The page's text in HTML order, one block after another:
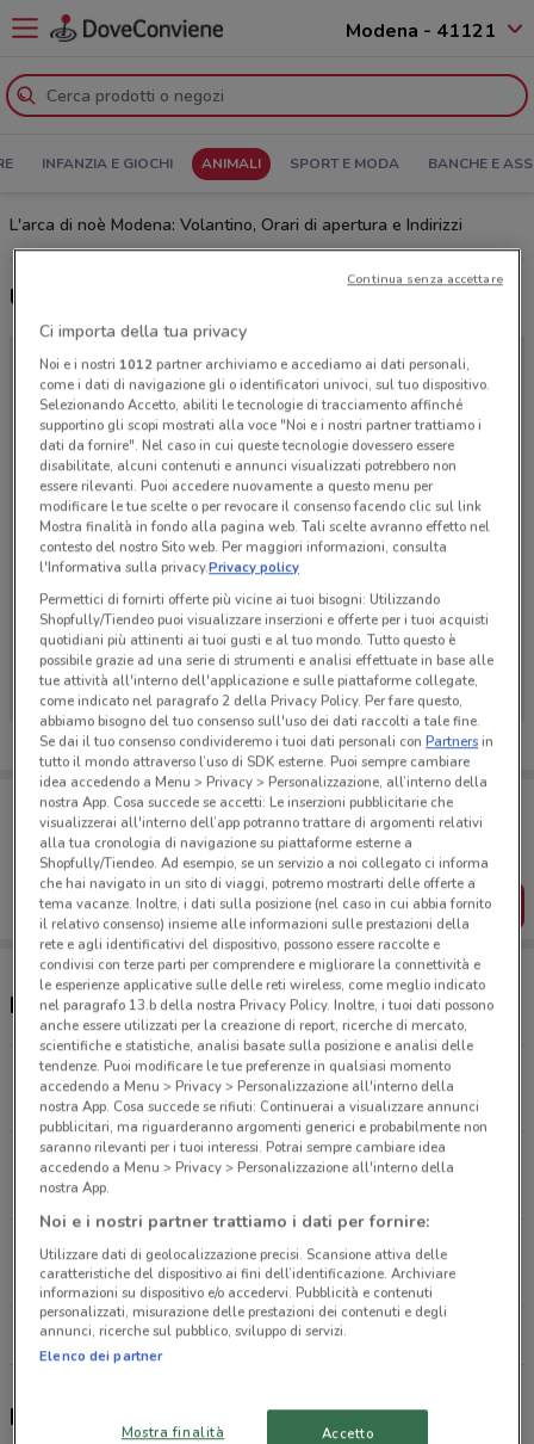
Modena - 41121
INFANZIA E GIOCHI ANIMALI SPORT E MODA BANCHE E
L'arca di noè Modena: Volantino, Orari di apertura e Indirizzi
Ultime offerte del volantino L'arca di noè
Ci dispiace, al momento non abbiamo pubblicato
volantini nella tua zona. Riprova più tardi.
Porta DoveConviene sempre con te!
Puoi trovare le migliori offerte dei negozi vicino a te,
salvarle e creare la tua lista del risparmio, comodamente
dal tuo cellulare.
SCARICA L’APP
Negozi L'arca di noè a Modena
Via dei Carrettieri, 4/6 Castelfranco Emilia
12.7 km
Via Magellano, 8 San Giovanni In Persiceto
21.4 km
Via Sicilia, 8 San Giovanni In Persiceto
24.6 km
Tutti i negozi L'arca di noè
L'arca di noè, offerte e negozi
Ci importa della tua privacy
Noi e i nostri 1012partner archiviamo e accediamo ai dati personali,
come i dati di navigazione gli o identificatori univoci, sul tuo dispositivo.
Selezionando Accetto, abiliti le tecnologie di tracciamento affinché
supportino gli scopi mostrati alla voce "Noi e i nostri partner trattiamo i
dati da fornire". Nel caso in cui queste tecnologie dovessero essere
disabilitate, alcuni contenuti e annunci visualizzati potrebbero non
essere rilevanti. Puoi accedere nuovamente a questo menu per
modificare le tue scelte o per revocare il consenso facendo clic sul link
Mostra finalità in fondo alla pagina web. Tali scelte avranno effetto nel
contesto del nostro Sito web. Per maggiori informazioni, consulta
l'Informativa sulla privacy.Privacy policy
Permettici di fornirti offerte più vicine ai tuoi bisogni: Utilizzando
Shopfully/Tiendeo puoi visualizzare inserzioni e offerte per i tuoi acquisti
quotidiani più attinenti ai tuoi gusti e al tuo mondo. Tutto questo è
possibile grazie ad una serie di strumenti e analisi effettuate in base alle
tue attività all'interno dell'applicazione e sulle piattaforme collegate,
come indicato nel paragrafo 2 della Privacy Policy. Per fare questo,
abbiamo bisogno del tuo consenso sull'uso dei dati raccolti a tale fine.
Se dai il tuo consenso condivideremo i tuoi dati personali conPartnersin
tutto il mondo attraverso l’uso di SDK esterne. Puoi sempre cambiare
idea accedendo a Menu > Privacy > Personalizzazione, all’interno della
nostra App. Cosa succede se accetti: Le inserzioni pubblicitarie che
visualizzerai all'interno dell’app potranno trattare di argomenti relativi
alla tua cronologia di navigazione su piattaforme esterne a
Shopfully/Tiendeo. Ad esempio, se un servizio a noi collegato ci informa
che hai navigato in un sito di viaggi, potremo mostrarti delle offerte a
tema vacanze. Inoltre, i dati sulla posizione (nel caso in cui abbia fornito
il relativo consenso) insieme alle informazioni sulle prestazioni della
rete e agli identificativi del dispositivo, possono essere raccolte e
condivisi con terze parti per comprendere e migliorare la connettività e
le esperienze applicative sulle delle reti wireless, come meglio indicato
nel paragrafo 13.b della nostra Privacy Policy. Inoltre, i tuoi dati possono
anche essere utilizzati per la creazione di report, ricerche di mercato,
scientifiche e statistiche, analisi basate sulla posizione e analisi delle
tendenze. Puoi modificare le tue preferenze in qualsiasi momento
accedendo a Menu > Privacy > Personalizzazione all'interno della
nostra App. Cosa succede se rifiuti: Continuerai a visualizzare annunci
pubblicitari, ma riguarderanno argomenti generici e probabilmente non
saranno rilevanti per i tuoi interessi. Potrai sempre cambiare idea
accedendo a Menu > Privacy > Personalizzazione all'interno della
nostra App.
Noi e i nostri partner trattiamo i dati per fornire:
Utilizzare dati di geolocalizzazione precisi. Scansione attiva delle
caratteristiche del dispositivo ai fini dell’identificazione. Archiviare
informazioni su dispositivo e/o accedervi. Pubblicità e contenuti
personalizzati, misurazione delle prestazioni dei contenuti e degli
annunci, ricerche sul pubblico, sviluppo di servizi.
Elenco dei partner
Mostra finalità Accetto
Continua senza accettare